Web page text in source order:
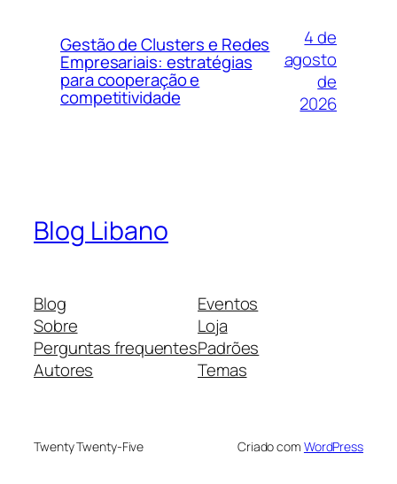
Gestão de Clusters e Redes
Empresariais: estratégias
para cooperação e
competitividade
4 de
agosto
de
2026
Blog Libano
Blog
Sobre
Perguntas frequentes
Autores
Eventos
Loja
Padrões
Temas
Twenty Twenty-Five Criado com WordPress